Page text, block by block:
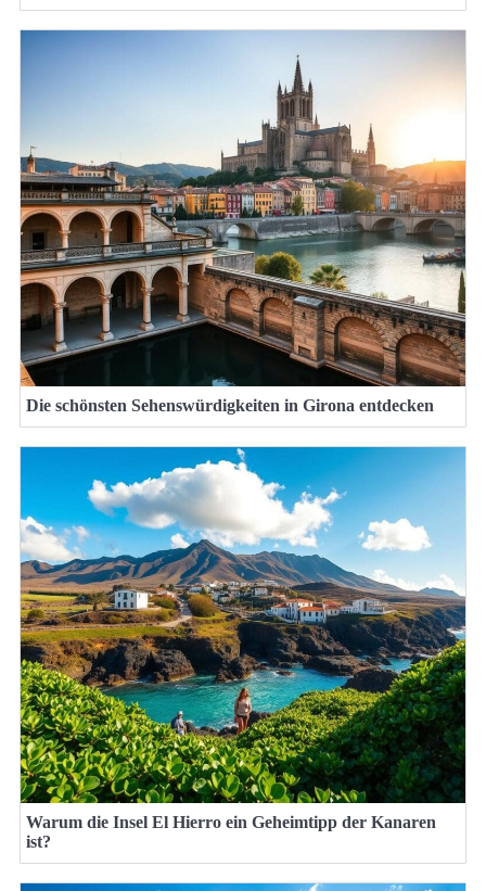
Die schönsten Sehenswürdigkeiten in Girona entdecken
Warum die Insel El Hierro ein Geheimtipp der Kanaren
ist?